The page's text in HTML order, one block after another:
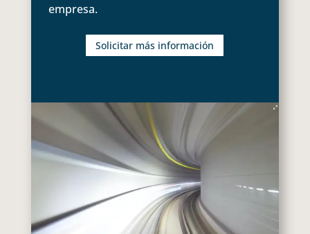
empresa.
Solicitar más información